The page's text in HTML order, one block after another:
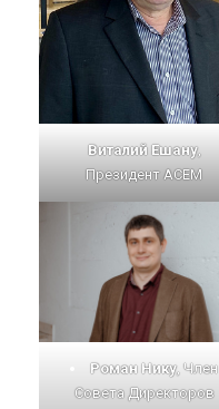
Виталий Ешану,
Президент АСЕМ
Роман Нику, Член
Совета Директоров